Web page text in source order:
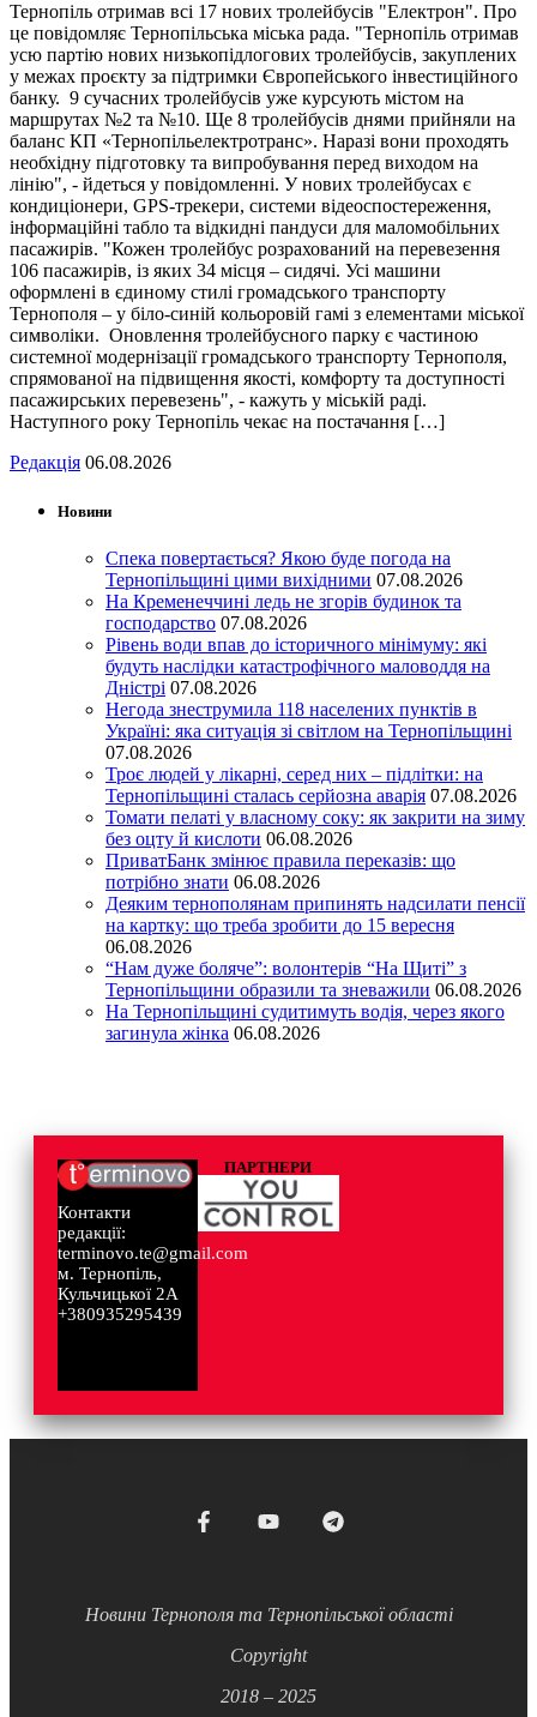
Тернопіль отримав всі 17 нових тролейбусів "Електрон". Про
це повідомляє Тернопільська міська рада. "Тернопіль отримав
усю партію нових низькопідлогових тролейбусів, закуплених
у межах проєкту за підтримки Європейського інвестиційного
банку. 9 сучасних тролейбусів уже курсують містом на
маршрутах №2 та №10. Ще 8 тролейбусів днями прийняли на
баланс КП «Тернопільелектротранс». Наразі вони проходять
необхідну підготовку та випробування перед виходом на
лінію", - йдеться у повідомленні. У нових тролейбусах є
кондиціонери, GPS-трекери, системи відеоспостереження,
інформаційні табло та відкидні пандуси для маломобільних
пасажирів. "Кожен тролейбус розрахований на перевезення
106 пасажирів, із яких 34 місця – сидячі. Усі машини
оформлені в єдиному стилі громадського транспорту
Тернополя – у біло-синій кольоровій гамі з елементами міської
символіки. Оновлення тролейбусного парку є частиною
системної модернізації громадського транспорту Тернополя,
спрямованої на підвищення якості, комфорту та доступності
пасажирських перевезень", - кажуть у міській раді.
Наступного року Тернопіль чекає на постачання […]
Редакція 06.08.2026
Новини
Спека повертається? Якою буде погода на
Тернопільщині цими вихідними 07.08.2026
На Кременеччині ледь не згорів будинок та
господарство 07.08.2026
Рівень води впав до історичного мінімуму: які
будуть наслідки катастрофічного маловоддя на
Дністрі 07.08.2026
Негода знеструмила 118 населених пунктів в
Україні: яка ситуація зі світлом на Тернопільщині
07.08.2026
Троє людей у лікарні, серед них – підлітки: на
Тернопільщині сталась серйозна аварія 07.08.2026
Томати пелаті у власному соку: як закрити на зиму
без оцту й кислоти 06.08.2026
ПриватБанк змінює правила переказів: що
потрібно знати 06.08.2026
Деяким тернополянам припинять надсилати пенсії
на картку: що треба зробити до 15 вересня
06.08.2026
“Нам дуже боляче”: волонтерів “На Щиті” з
Тернопільщини образили та зневажили 06.08.2026
На Тернопільщині судитимуть водія, через якого
загинула жінка 06.08.2026
Контакти
редакції:
terminovo.te@gmail.com
м. Тернопіль,
Кульчицької 2А
+380935295439
ПАРТНЕРИ
Новини Тернополя та Тернопільської області
Copyright
2018 – 2025